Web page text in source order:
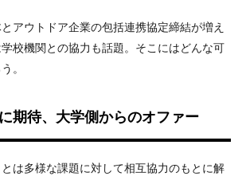
アウトドア企業の包括連携協定締結が増え
校機関との協力も話題。そこにはどんな可
。
期待、大学側からのオファー
とは多様な課題に対して相互協力のもとに解